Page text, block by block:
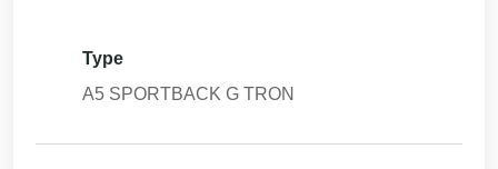
Type
A5 SPORTBACK G TRON